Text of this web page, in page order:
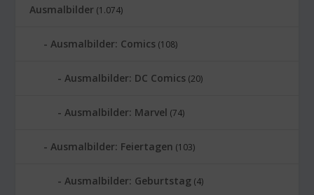
Ausmalbilder (1.074)
Ausmalbilder: Comics (108)
Ausmalbilder: DC Comics (20)
Ausmalbilder: Marvel (74)
Ausmalbilder: Feiertagen (103)
Ausmalbilder: Geburtstag (4)